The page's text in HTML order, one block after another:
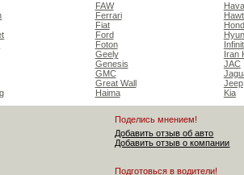
FAW
Ferrari
Fiat
Ford
Foton
Geely
Genesis
GMC
Great Wall
Haima
Iran
JAC
Jeep
Kia
Поделись мнением!
Добавить отзыв об авто
Добавить отзыв о компании
Подготовься в водители!